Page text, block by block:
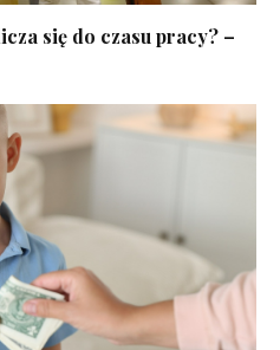
się do czasu pracy? –